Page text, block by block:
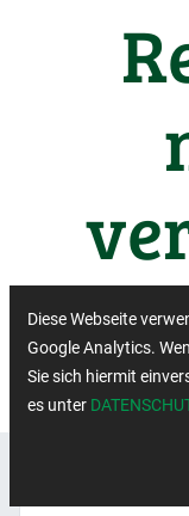
Diese Webseite
Google Analytics.
Sie sich hiermit
es unter